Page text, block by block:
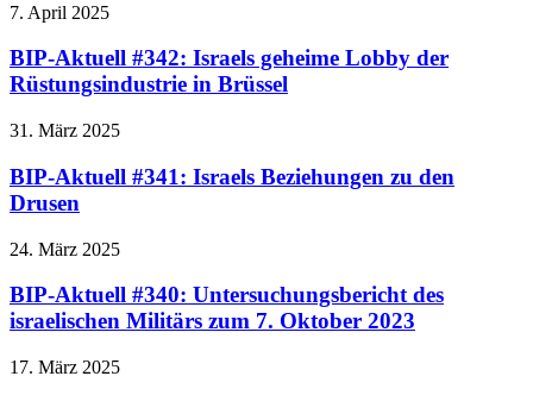
7. April 2025
BIP-Aktuell #342: Israels geheime Lobby der
Rüstungsindustrie in Brüssel
31. März 2025
BIP-Aktuell #341: Israels Beziehungen zu den
Drusen
24. März 2025
BIP-Aktuell #340: Untersuchungsbericht des
israelischen Militärs zum 7. Oktober 2023
17. März 2025